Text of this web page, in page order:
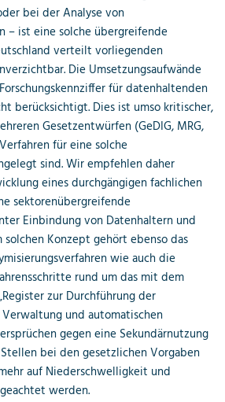
bei der Analyse von
– ist eine solche übergreifende
verteilt vorliegenden
Die Umsetzungsaufwände
für datenhaltenden
berücksichtigt. Dies ist umso kritischer,
Gesetzentwürfen (GeDIG, MRG,
für eine solche
sind. Wir empfehlen daher
eines durchgängigen fachlichen
sektorenübergreifende
Einbindung von Datenhaltern und
solchen Konzept gehört ebenso das
wie auch die
rund um das mit dem
zur Durchführung der
und automatischen
gegen eine Sekundärnutzung
bei den gesetzlichen Vorgaben
auf Niederschwelligkeit und
werden.